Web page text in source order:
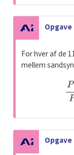
N
Opgave
For hver af de
mellem
=x
N
Opgave